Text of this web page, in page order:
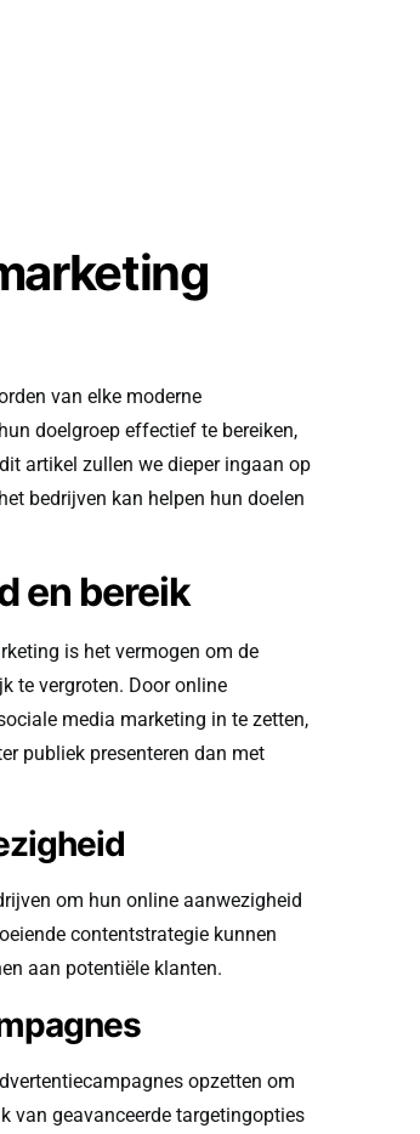
van elke moderne
doelgroep effectief te bereiken,
artikel zullen we dieper ingaan op
bedrijven kan helpen hun doelen
en bereik
is het vermogen om de
te vergroten. Door online
media marketing in te zetten,
publiek presenteren dan met
om hun online aanwezigheid
contentstrategie kunnen
aan potentiële klanten.
opzetten om
van geavanceerde targetingopties